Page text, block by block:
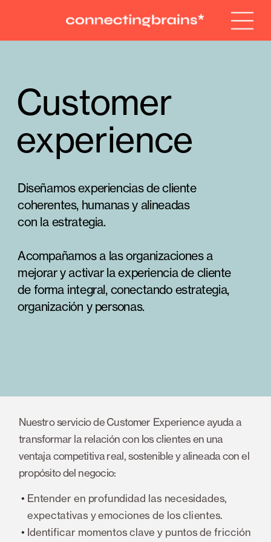
Customer
experience
Diseñamos experiencias de cliente
coherentes, humanas y alineadas
con la estrategia.
Acompañamos a las organizaciones a
mejorar y activar la experiencia de cliente
de forma integral, conectando estrategia,
organización y personas.
Nuestro servicio de Customer Experience ayuda a
transformar la relación con los clientes en una
ventaja competitiva real, sostenible y alineada con el
propósito del negocio:
Entender en profundidad las necesidades,
expectativas y emociones de los clientes.
Identificar momentos clave y puntos de fricción